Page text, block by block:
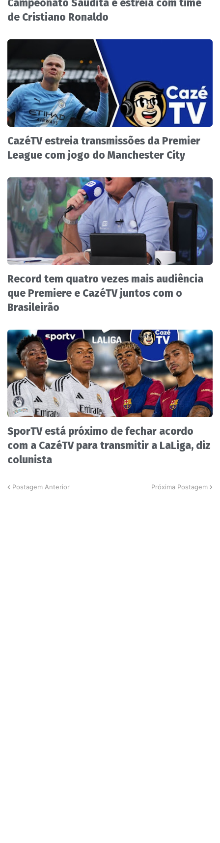
Campeonato Saudita e estreia com time
de Cristiano Ronaldo
CazéTV estreia transmissões da Premier
League com jogo do Manchester City
Record tem quatro vezes mais audiência
que Premiere e CazéTV juntos com o
Brasileirão
SporTV está próximo de fechar acordo
com a CazéTV para transmitir a LaLiga, diz
colunista
Postagem Anterior Próxima Postagem